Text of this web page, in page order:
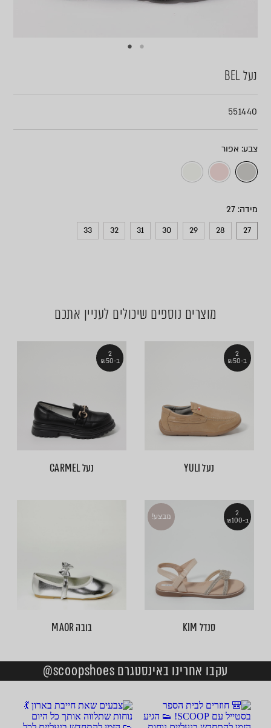
נעל BEL
551440
צבע
מידה
27
28
29
30
31
32
33
מוצרים נוספים שיכולים לעניין אתכם
2
ב-₪50
נעל YULI
2
ב-₪50
נעל CARMEL
2
ב-₪100
מבצע!
סנדל KIM בובה MAOR
עקבו אחרינו באינסטגרם scoopshoes@